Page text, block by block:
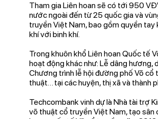
Tham gia Liên hoan sẽ có tới 950
nước ngoài đến từ 25 quốc gia và
truyền Việt Nam, bao gồm quyền tay
khí với binh khí.
Trong khuôn khổ Liên hoan Quốc tế
hoạt động khác như: Lễ dâng hương,
Chương trình lễ hội đường phố Võ cổ
thuật… tại các huyện, thị xã và thành
Techcombank vinh dự là Nhà tài trợ
võ thuật cổ truyền Việt Nam, tạo sân